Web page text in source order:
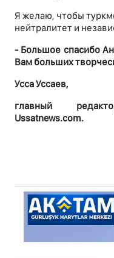
Я желаю, чтобы
нейтралитет и
- Большое спасибо
Вам больших
Усса Уссаев,
главный
Ussatnews.com.